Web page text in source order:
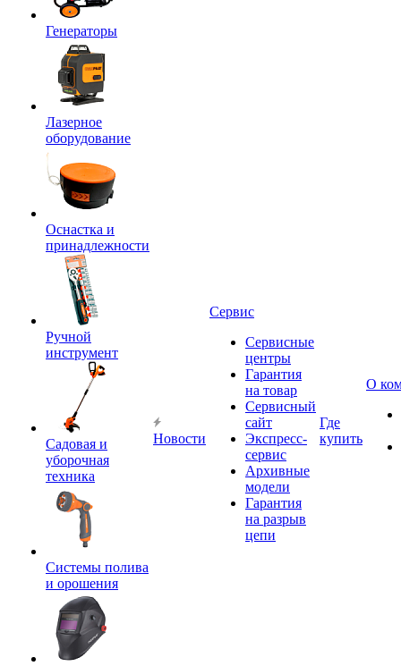
Генераторы
Лазерное
оборудование
Оснастка и
принадлежности
Ручной
инструмент
Садовая и
уборочная
техника
Системы полива
и орошения
Новости
Сервис
Сервисные
центры
Гарантия
на товар
Сервисный
сайт
Экспресс-
сервис
Архивные
модели
Гарантия
на разрыв
цепи
Где
купить
О